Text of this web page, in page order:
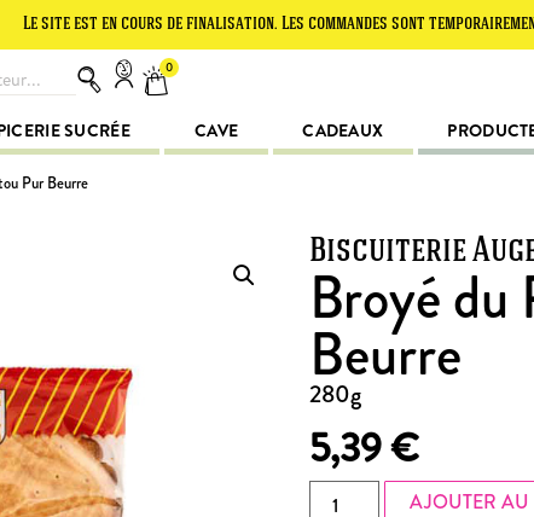
en cours de finalisation. Les commandes sont temporairement
0
SUCRÉE CAVE CADEAUX
Pur Beurre
Biscuiterie
Broyé du
Beurre
280g
5,39€
AJOUTER AU